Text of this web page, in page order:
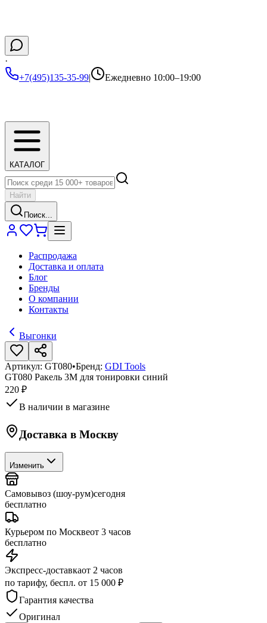
·
+7(495)135-35-99| Ежедневно 10:00–19:00
КАТАЛОГ
Найти
Поиск...
Распродажа
Доставка и оплата
Блог
Бренды
О компании
Контакты
Выгонки
Артикул: GT080•Бренд: GDI Tools
GT080 Ракель 3М для тонировки синий
220 ₽
В наличии в магазине
Доставка в Москву
Изменить
Самовывоз (шоу-рум)сегодня
бесплатно
Курьером по Москвеот 3 часов
бесплатно
Экспресс-доставкаот 2 часов
по тарифу, беспл. от 15 000 ₽
Гарантия качества
Оригинал